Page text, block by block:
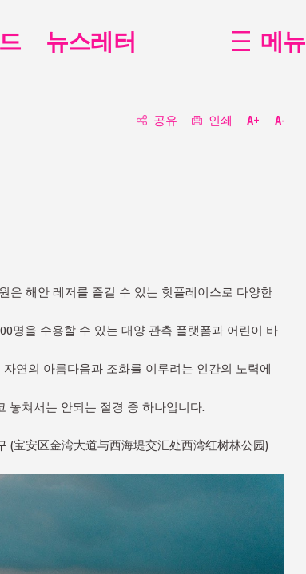
공유 인쇄 A+ A-
은 해안 레저를 즐길 수 있는 핫플레이스로 다양한
명을 수용할 수 있는 대양 관측 플랫폼과 어린이 바
연의 아름다움과 조화를 이루려는 인간의 노력에
놓쳐서는 안되는 절경 중 하나입니다.
(宝安区金湾大道与西海堤交汇处西湾红树林公园)
뉴스레터 메뉴